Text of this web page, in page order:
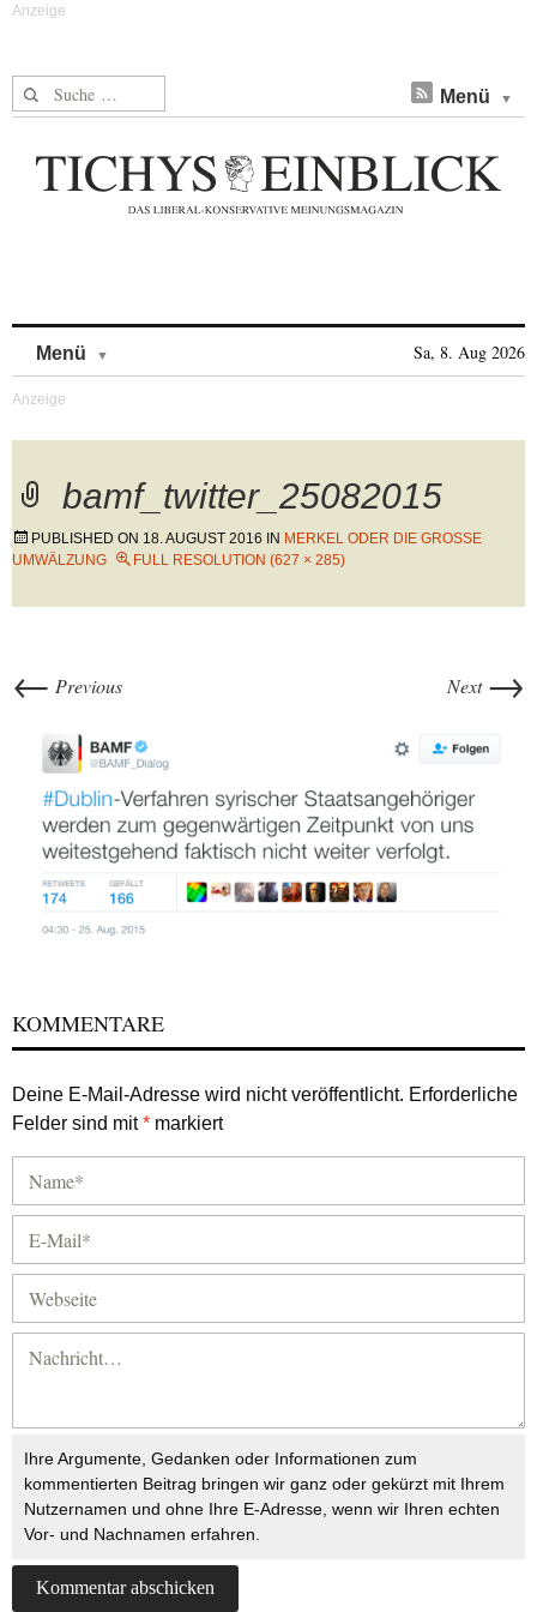
Suche nach: Menü
Menü Sa, 8. Aug 2026
bamf_twitter_25082015
PUBLISHED ON 18. AUGUST 2016 IN MERKEL ODER DIE GROSSE U
MWÄLZUNG
FULL RESOLUTION (627 × 285)
← Previous Next →
KOMMENTARE
Deine E-Mail-Adresse wird nicht veröffentlicht. Erforderliche
Felder sind mit* markiert
Ihre Argumente, Gedanken oder Informationen zum
kommentierten Beitrag bringen wir ganz oder gekürzt mit Ihrem
Nutzernamen und ohne Ihre E-Adresse, wenn wir Ihren echten
Vor- und Nachnamen erfahren.